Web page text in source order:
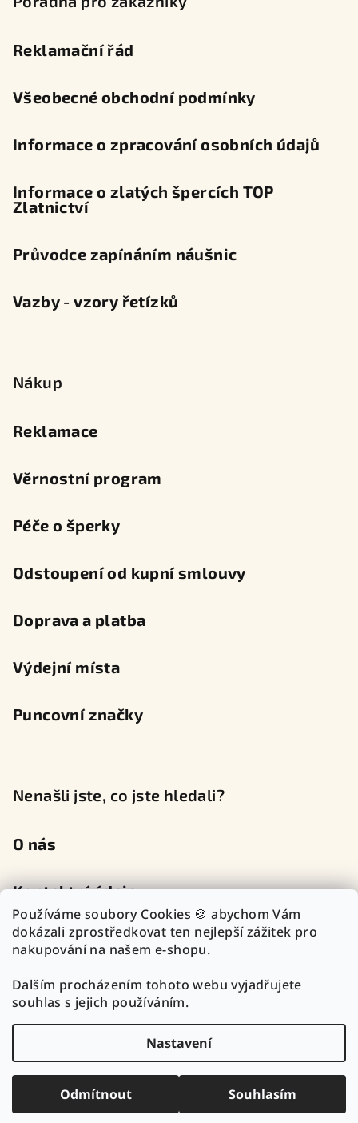
Používáme soubory Cookies 🍪 abychom Vám
dokázali zprostředkovat ten nejlepší zážitek pro
nakupování na našem e-shopu.
Dalším procházením tohoto webu vyjadřujete
souhlas s jejich používáním.
Nastavení
Odmítnout Souhlasím
Reklamační řád
Všeobecné obchodní podmínky
Informace o zpracování osobních údajů
Informace o zlatých špercích TOP
Zlatnictví
Průvodce zapínáním náušnic
Vazby - vzory řetízků
Nákup
Reklamace
Věrnostní program
Péče o šperky
Odstoupení od kupní smlouvy
Doprava a platba
Výdejní místa
Puncovní značky
Nenašli jste, co jste hledali?
O nás
Kontaktní údaje
Copyright 2026TOP Zlatnictví Outlet. Všechna práva
vyhrazena.Upravit nastavení cookies
Vytvořil Shoptet